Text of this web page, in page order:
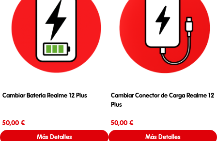
Cambiar Batería Realme 12 Plus
50,00 €
Más Detalles
Cambiar Conector de Carga Realme 12
Plus
50,00 €
Más Detalles